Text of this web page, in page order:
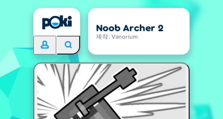
Noob Archer 2
제작: Vanorium